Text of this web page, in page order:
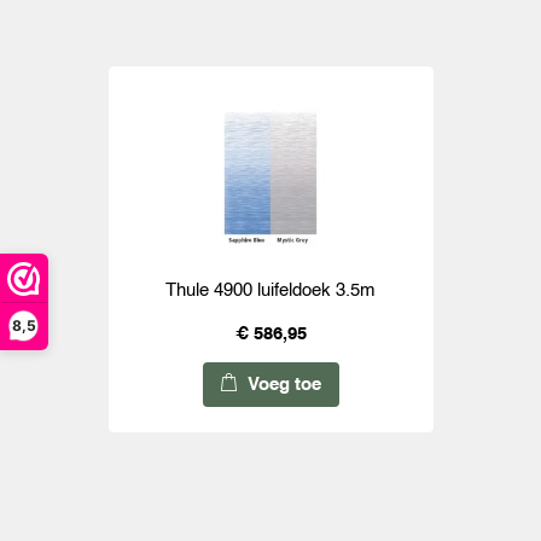
8,5
Thule 4900 luifeldoek 3.5m
€ 586,95
Voeg toe